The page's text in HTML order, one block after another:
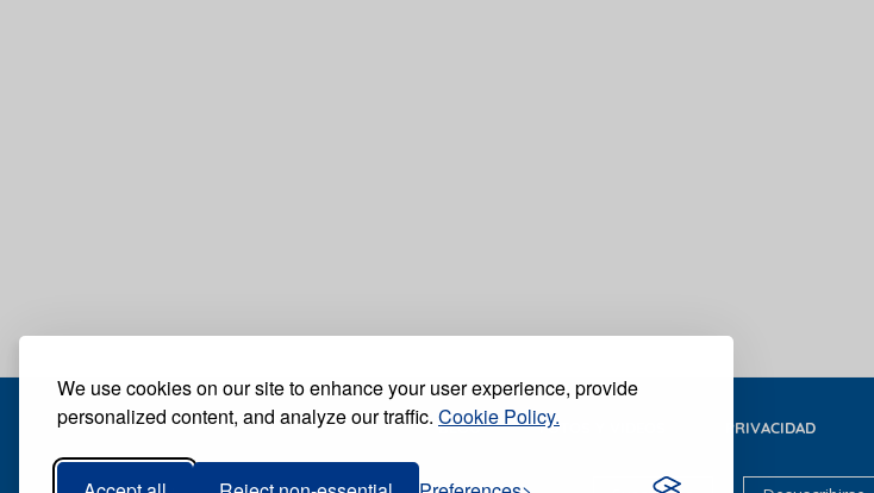
We use cookies on our site to enhance your user experience, provide
personalized content, and analyze our traffic. Cookie Policy.
BLOG FOTOS Y VIDEOS PRIVACIDAD